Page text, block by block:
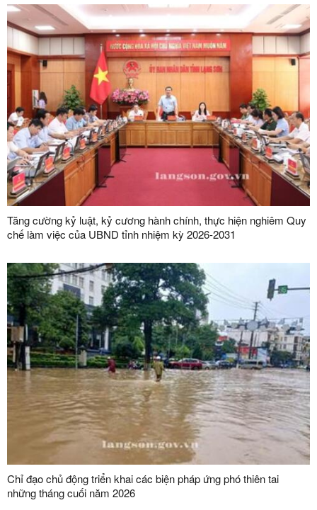
Tăng cường kỷ luật, kỷ cương hành chính, thực hiện nghiêm Quy
chế làm việc của UBND tỉnh nhiệm kỳ 2026-2031
Chỉ đạo chủ động triển khai các biện pháp ứng phó thiên tai
những tháng cuối năm 2026